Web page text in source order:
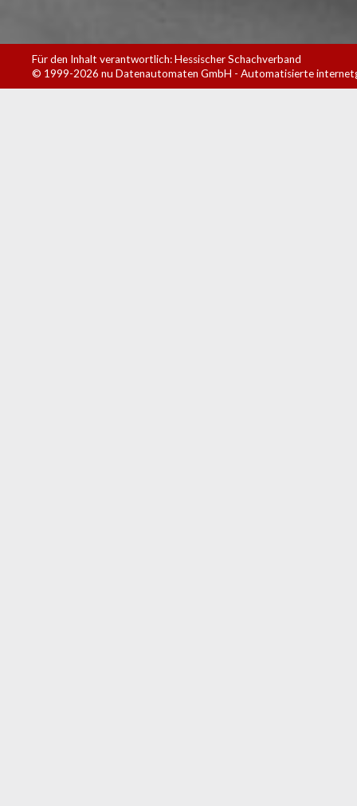
Für den Inhalt verantwortlich: Hessischer Schachverband
© 1999-2026 nu Datenautomaten GmbH - Automatisierte